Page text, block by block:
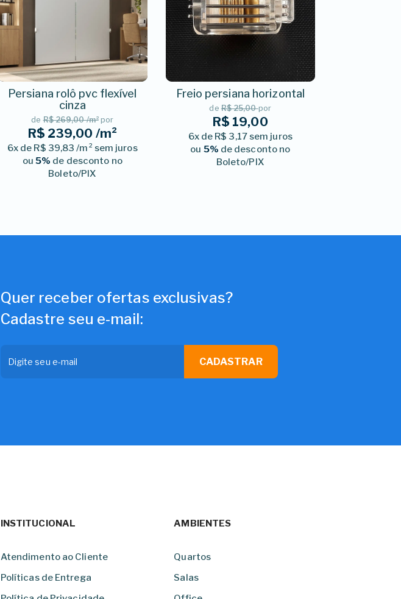
Persiana rolô pvc flexível
cinza
deR$ 269,00 /m²por
R$ 239,00 /m²
6x de R$ 39,83 /m² sem juros
ou5% de desconto no
Boleto/PIX
Freio persiana horizontal
deR$ 25,00por
R$ 19,00
6x de R$ 3,17 sem juros
ou 5% de desconto no
Boleto/PIX
Quer receber ofertas exclusivas?
Cadastre seu e-mail:
CADASTRAR
INSTITUCIONAL
Atendimento ao Cliente
Políticas de Entrega
AMBIENTES
Quartos
Salas